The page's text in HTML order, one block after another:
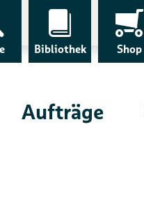
Bibliothek Shop
Aufträge